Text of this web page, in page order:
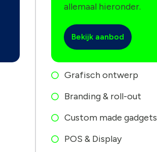
allemaal hieronder.
Bekijk aanbod
Grafisch ontwerp
Branding & roll-out
Custom made gadgets
POS & Display